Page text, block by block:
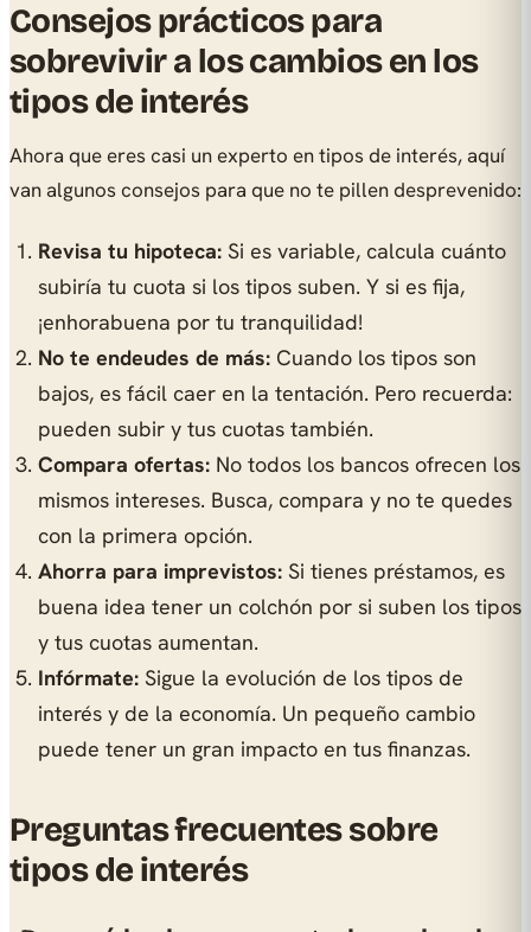
Consejos prácticos para
sobrevivir a los cambios en los
tipos de interés
Ahora que eres casi un experto en tipos de interés, aquí
van algunos consejos para que no te pillen desprevenido:
Revisa tu hipoteca: Si es variable, calcula cuánto
subiría tu cuota si los tipos suben. Y si es fija,
¡enhorabuena por tu tranquilidad!
No te endeudes de más: Cuando los tipos son
bajos, es fácil caer en la tentación. Pero recuerda:
pueden subir y tus cuotas también.
Compara ofertas: No todos los bancos ofrecen los
mismos intereses. Busca, compara y no te quedes
con la primera opción.
Ahorra para imprevistos: Si tienes préstamos, es
buena idea tener un colchón por si suben los tipos
y tus cuotas aumentan.
Infórmate: Sigue la evolución de los tipos de
interés y de la economía. Un pequeño cambio
puede tener un gran impacto en tus finanzas.
Preguntas frecuentes sobre
tipos de interés